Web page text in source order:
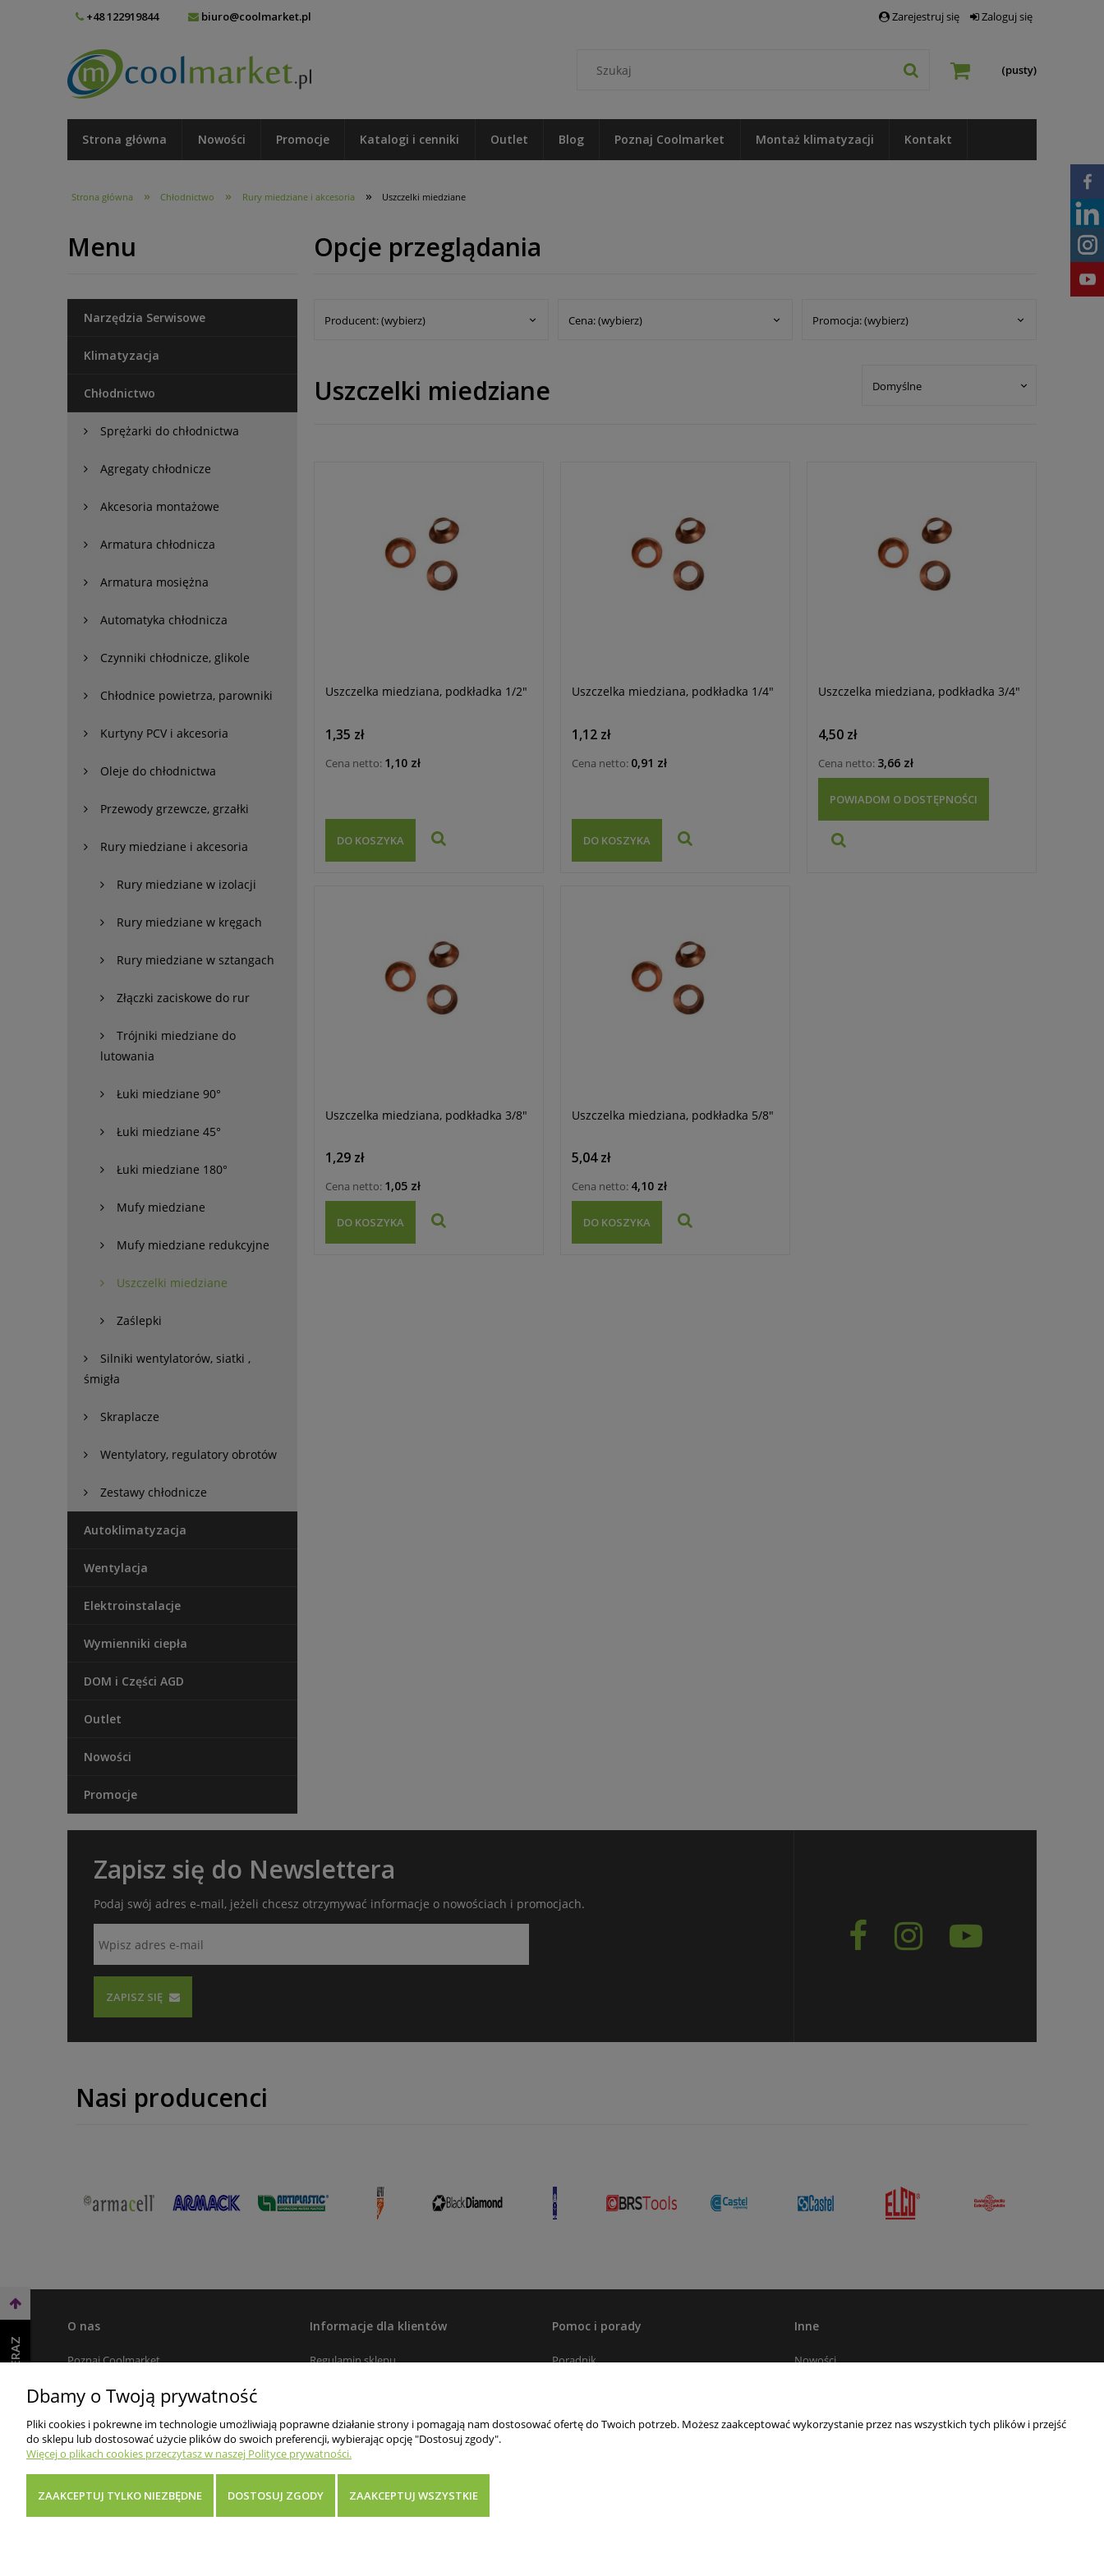
+48 122919844 biuro@coolmarket.pl Zarejestruj się Zaloguj się
(pusty)
Strona główna Nowości Promocje Katalogi i cenniki Outlet Blog Poznaj Coolmarket Montaż klimatyzacji Kontakt
Strona główna » Chłodnictwo » Rury miedziane i akcesoria » Uszczelki miedziane
Menu
Narzędzia Serwisowe
Klimatyzacja
Chłodnictwo
Sprężarki do chłodnictwa
Agregaty chłodnicze
Akcesoria montażowe
Armatura chłodnicza
Armatura mosiężna
Automatyka chłodnicza
Czynniki chłodnicze, glikole
Chłodnice powietrza, parowniki
Kurtyny PCV i akcesoria
Oleje do chłodnictwa
Przewody grzewcze, grzałki
Rury miedziane i akcesoria
Rury miedziane w izolacji
Rury miedziane w kręgach
Rury miedziane w sztangach
Złączki zaciskowe do rur
Trójniki miedziane do
lutowania
Łuki miedziane 90°
Łuki miedziane 45°
Łuki miedziane 180°
Mufy miedziane
Mufy miedziane redukcyjne
Uszczelki miedziane
Zaślepki
Silniki wentylatorów, siatki ,
śmigła
Skraplacze
Wentylatory, regulatory obrotów
Zestawy chłodnicze
Autoklimatyzacja
Wentylacja
Elektroinstalacje
Wymienniki ciepła
DOM i Części AGD
Outlet
Nowości
Promocje
Opcje przeglądania
Producent: (wybierz) Cena: (wybierz) Promocja: (wybierz)
Uszczelki miedziane
Uszczelka miedziana, podkładka 1/2"
1,35 zł
Cena netto: 1,10 zł
DO KOSZYKA
Uszczelka miedziana, podkładka 1/4"
1,12 zł
Cena netto: 0,91 zł
DO KOSZYKA
Uszczelka miedziana, podkładka 3/4"
4,50 zł
Cena netto: 3,66 zł
POWIADOM O DOSTĘPNOŚCI
Uszczelka miedziana, podkładka 3/8"
1,29 zł
Cena netto: 1,05 zł
DO KOSZYKA
Uszczelka miedziana, podkładka 5/8"
5,04 zł
Cena netto: 4,10 zł
DO KOSZYKA
Zapisz się do Newslettera
Podaj swój adres e-mail, jeżeli chcesz otrzymywać informacje o nowościach i promocjach.
ZAPISZ SIĘ
  
Nasi producenci
O nas
Poznaj Coolmarket
Kontakt
Informacje dla klientów
Regulamin sklepu
Płatności
Zwroty i reklamacje
Pomoc i porady
Poradnik
chłodniczego/mroźniczego
Inne
Nowości
Nasze aukcje na Allegro
WEŹ LEASING TERAZDbamy o Twoją prywatność
Pliki cookies i pokrewne im technologie umożliwiają poprawne działanie strony i pomagają nam dostosować ofertę do Twoich potrzeb. Możesz zaakceptować wykorzystanie przez nas wszystkich tych plików i przejść
do sklepu lub dostosować użycie plików do swoich preferencji, wybierając opcję "Dostosuj zgody".
Więcej o plikach cookies przeczytasz w naszej Polityce prywatności.
ZAAKCEPTUJ TYLKO NIEZBĘDNE DOSTOSUJ ZGODY ZAAKCEPTUJ WSZYSTKIE